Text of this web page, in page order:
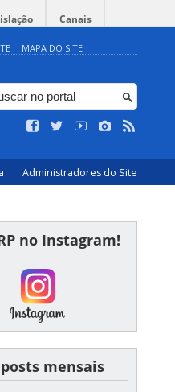
Canais
MAPA DO SITE
Administradores do Site
no Instagram!
mensais